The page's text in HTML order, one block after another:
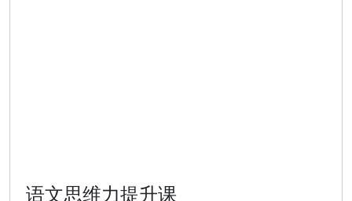
语文思维力提升课